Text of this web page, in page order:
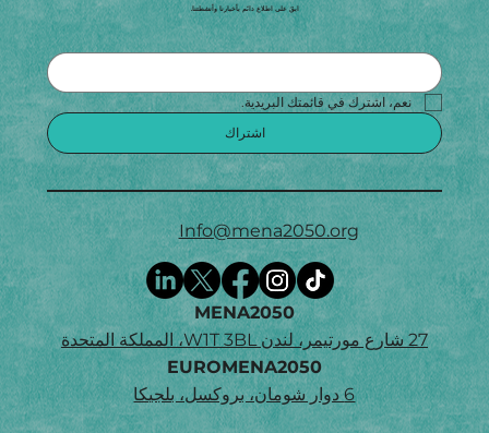
ابقَ على اطلاع دائم بأخبارنا وأنشطتنا.
نعم، اشترك في قائمتك البريدية.
اشتراك
Info@mena2050.org
MENA2050
27 شارع مورتيمر، لندن W1T 3BL، المملكة المتحدة
EUROMENA2050
6 دوار شومان، بروكسل، بلجيكا